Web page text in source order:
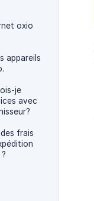
oxio
appareils
je
avec
frais